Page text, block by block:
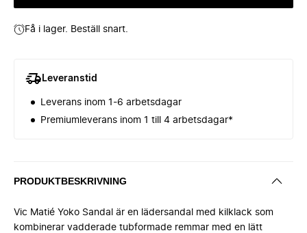
Få i lager. Beställ snart.
Leveranstid
Leverans inom 1-6 arbetsdagar
Premiumleverans inom 1 till 4 arbetsdagar*
PRODUKTBESKRIVNING
Vic Matié Yoko Sandal är en lädersandal med kilklack som
kombinerar vadderade tubformade remmar med en lätt